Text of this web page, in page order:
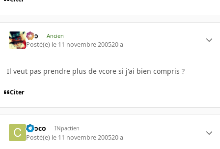
eYo Ancien
Posté(e) le 11 novembre 200520 a
Il veut pas prendre plus de vcore si j'ai bien compris ?
Citer
choco INpactien
Posté(e) le 11 novembre 200520 a